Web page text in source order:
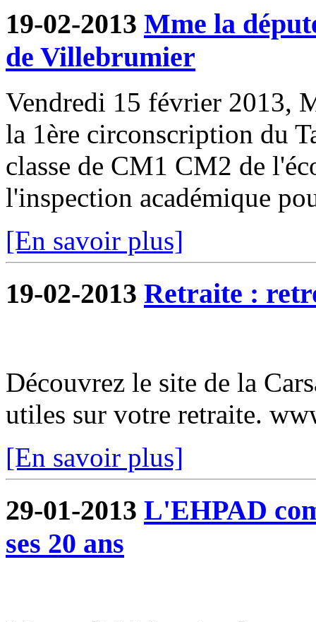
19-02-2013 Mme la
de Villebrumier
Vendredi 15 février 2013,
la 1ère circonscription du
classe de CM1 CM2 de
l'inspection académique
[En savoir plus]
19-02-2013 Retraite :
Découvrez le site de la
utiles sur votre retraite.
[En savoir plus]
29-01-2013 L'EHPAD
ses 20 ans